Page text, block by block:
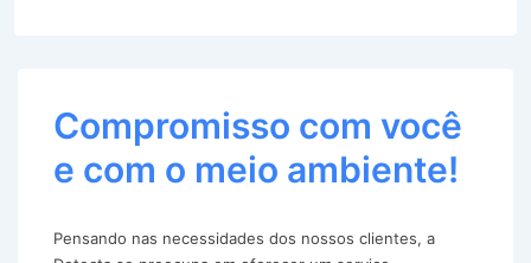
Compromisso com você
e com o meio ambiente!
Pensando nas necessidades dos nossos clientes, a